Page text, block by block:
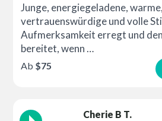
Junge, energiegeladene,
vertrauenswürdige und volle
Aufmerksamkeit erregt und
bereitet, wenn …
Ab $75
Cherie B T.